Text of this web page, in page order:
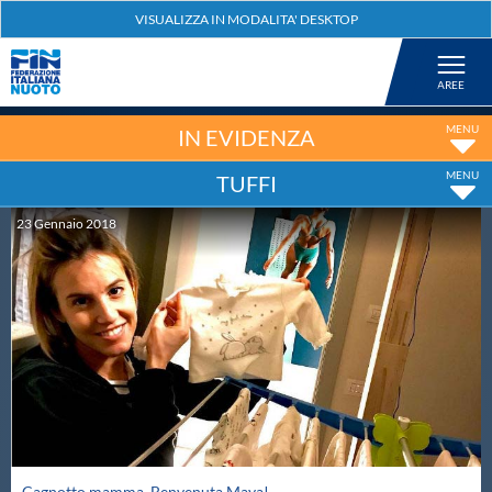
Nuoto
Tuffi
Artistico
Fondo
Salvamento
IN EVIDENZA
TUFFI
23Gennaio2018